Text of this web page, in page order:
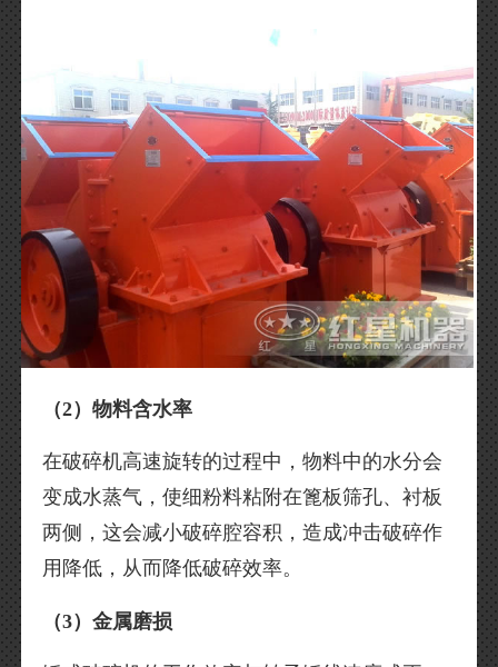
（2）物料含水率
在破碎机高速旋转的过程中，物料中的水分会
变成水蒸气，使细粉料粘附在篦板筛孔、衬板
两侧，这会减小破碎腔容积，造成冲击破碎作
用降低，从而降低破碎效率。
（3）金属磨损